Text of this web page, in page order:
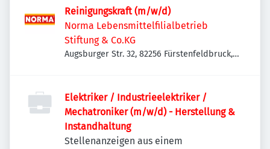
Reinigungskraft (m/w/d)
Norma Lebensmittelfilialbetrieb
Stiftung & Co.KG
Augsburger Str. 32, 82256 Fürstenfeldbruck,
Elektriker / Industrieelektriker /
Mechatroniker (m/w/d) - Herstellung &
Instandhaltung
Stellenanzeigen aus einem